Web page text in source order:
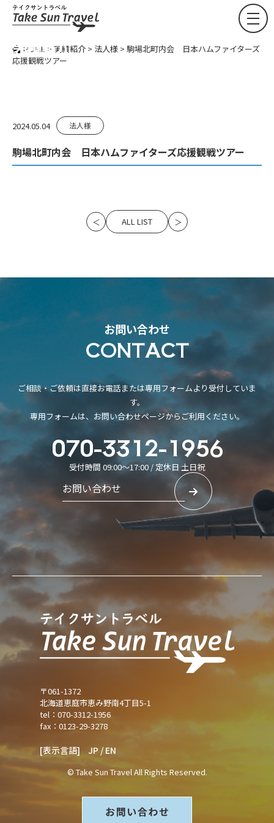
ACHIEVEMENTS
実績紹介
HOME > 実績紹介 > 法人様 > 駒場北町内会 日本ハムファイターズ
応援観戦ツアー
2024.05.04 法人様
駒場北町内会 日本ハムファイターズ応援観戦ツアー
＜ ALL LIST ＞
お問い合わせ
CONTACT
ご相談・ご依頼は直接お電話または専用フォームより受付していま
す。
専用フォームは、お問い合わせページからご利用ください。
070-3312-1956
受付時間 09:00～17:00 / 定休日 土日祝
お問い合わせ
〒061-1372
北海道恵庭市恵み野南4丁目5-1
tel：070-3312-1956
fax：0123-29-3278
[表示言語] JP / EN
© Take Sun Travel All Rights Reserved.